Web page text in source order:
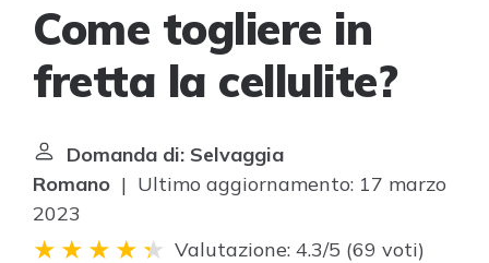
Come togliere in
fretta la cellulite?
Domanda di: Selvaggia
Romano | Ultimo aggiornamento: 17 marzo
2023
Valutazione: 4.3/5 (69 voti)